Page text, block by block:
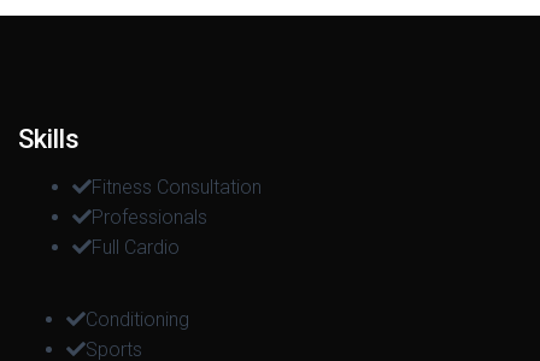
Skills
Fitness Consultation
Professionals
Full Cardio
Conditioning
Sports